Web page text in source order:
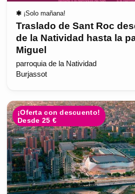
✱ ¡Solo mañana!
Traslado de Sant Roc
de la Natividad hasta la
Miguel
parroquia de la Natividad
Burjassot
¡Oferta con descuento!
Desde 25 €